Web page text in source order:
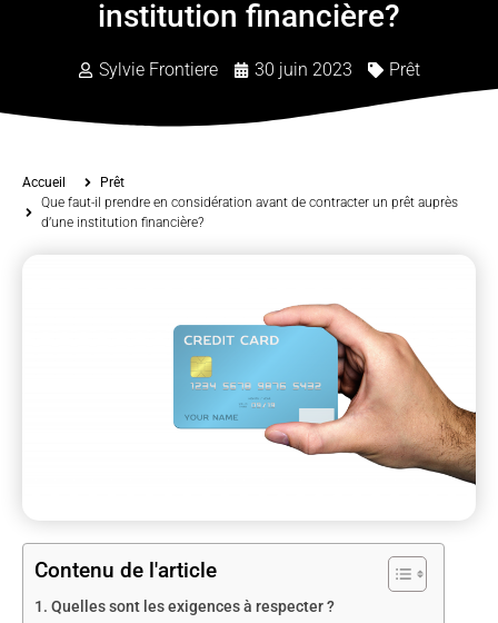
institution financière?
Sylvie Frontiere 30 juin 2023 Prêt
Accueil
Prêt
Que faut-il prendre en considération avant de contracter un prêt auprès
d’une institution financière?
Contenu de l'article
Quelles sont les exigences à respecter ?